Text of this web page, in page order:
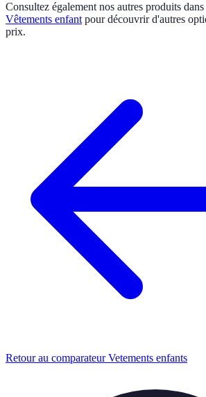
Consultez également nos autres produits
Vêtements enfant pour découvrir d'autres
prix.
Retour au comparateur Vetements enfants